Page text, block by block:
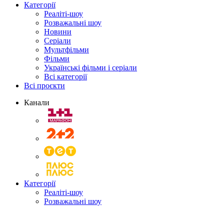
Категорії
Реаліті-шоу
Розважальні шоу
Новини
Серіали
Мультфільми
Фільми
Українські фільми і серіали
Всі категорії
Всі проєкти
Канали
Категорії
Реаліті-шоу
Розважальні шоу